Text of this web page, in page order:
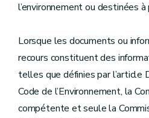
l’environnement ou destinées
Lorsque les documents ou
recours constituent des
telles que définies par l’article
Code de l’Environnement, la
compétente et seule la